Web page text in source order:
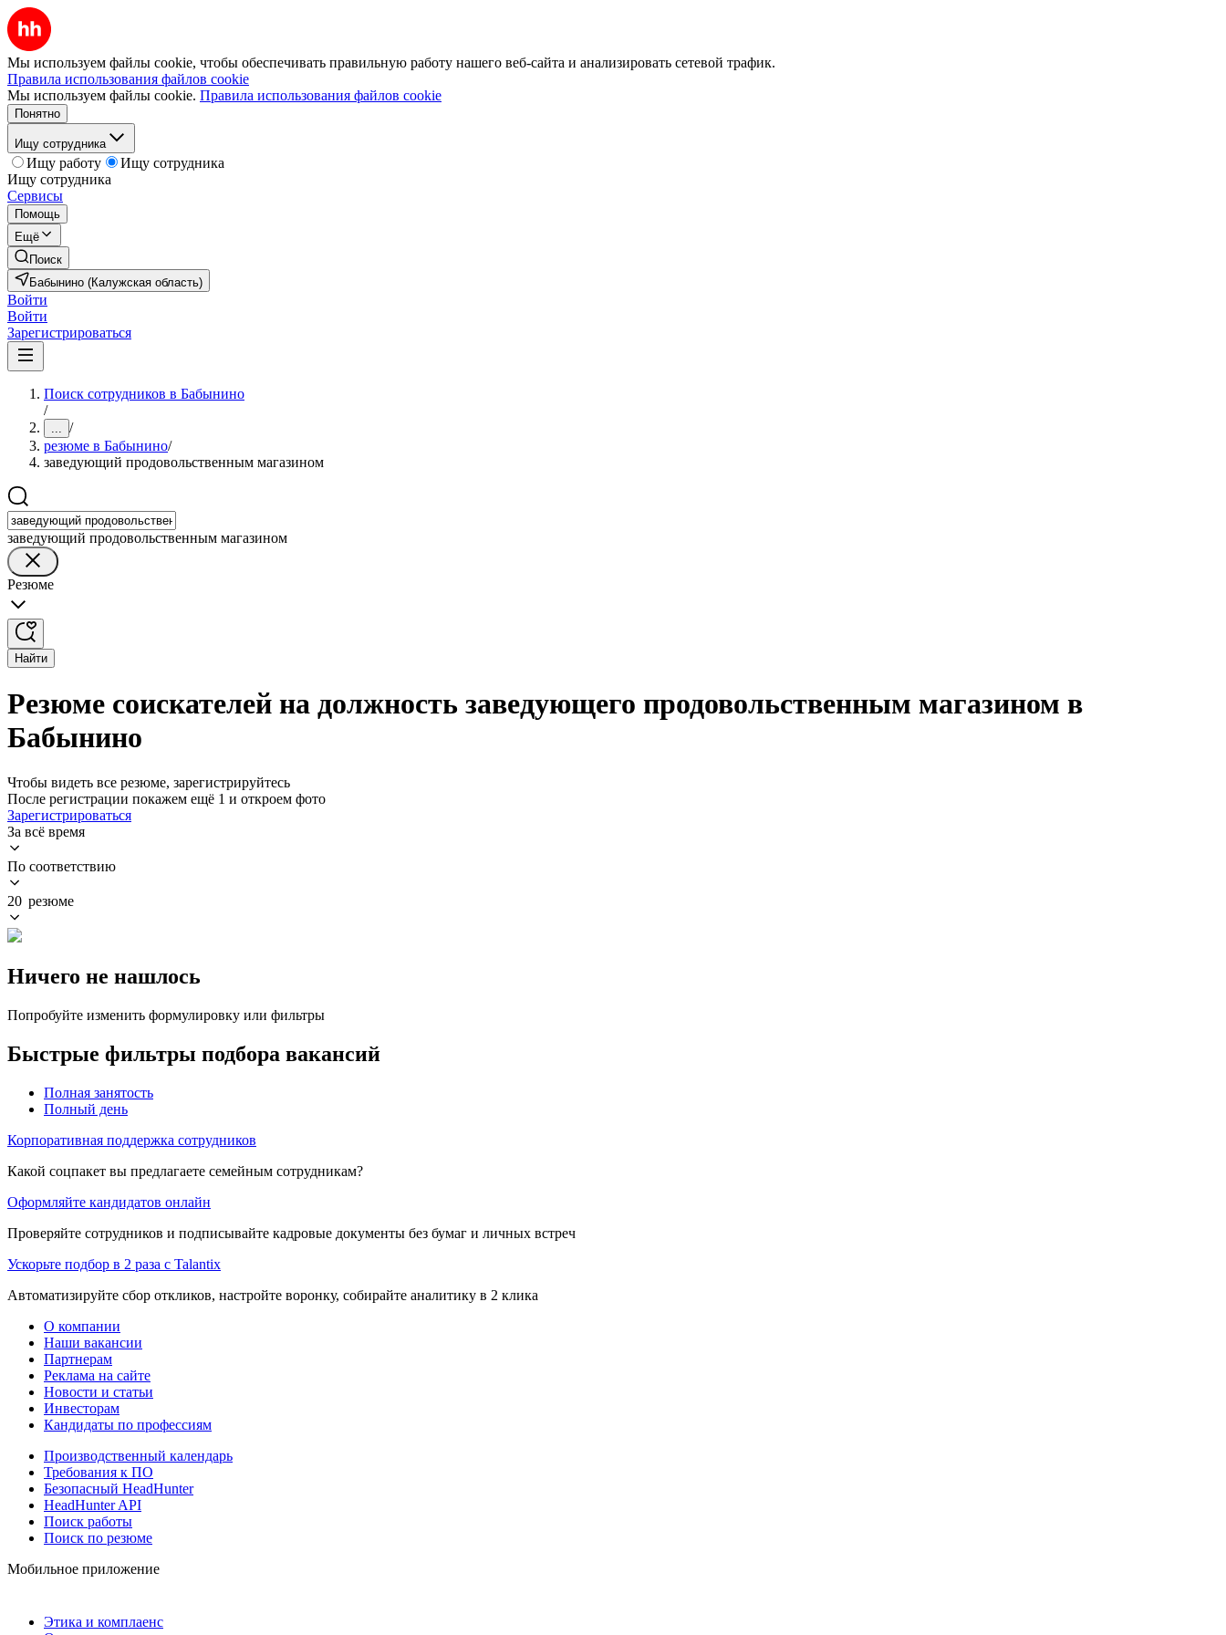
Мы используем файлы cookie, чтобы обеспечивать правильную работу нашего веб-сайта и анализировать сетевой трафик.
Правила использования файлов cookie
Мы используем файлы cookie. Правила использования файлов cookie
Понятно
Ищу сотрудника
Ищу работу
Ищу сотрудника
Ищу сотрудника
Сервисы
Помощь
Ещё
Поиск
Бабынино (Калужская область)
Войти
Войти
Зарегистрироваться
Поиск сотрудников в Бабынино
/
... /
резюме в Бабынино/
заведующий продовольственным магазином
заведующий продовольственным магазином
Резюме
Найти
Резюме соискателей на должность заведующего продовольственным магазином в
Бабынино
Чтобы видеть все резюме, зарегистрируйтесь
После регистрации покажем ещё 1 и откроем фото
Зарегистрироваться
За всё время
По соответствию
20 резюме
Ничего не нашлось
Попробуйте изменить формулировку или фильтры
Быстрые фильтры подбора вакансий
Полная занятость
Полный день
Корпоративная поддержка сотрудников
Какой соцпакет вы предлагаете семейным сотрудникам?
Оформляйте кандидатов онлайн
Проверяйте сотрудников и подписывайте кадровые документы без бумаг и личных встреч
Ускорьте подбор в 2 раза с Talantix
Автоматизируйте сбор откликов, настройте воронку, собирайте аналитику в 2 клика
О компании
Наши вакансии
Партнерам
Реклама на сайте
Новости и статьи
Инвесторам
Кандидаты по профессиям
Производственный календарь
Требования к ПО
Безопасный HeadHunter
HeadHunter API
Поиск работы
Поиск по резюме
Мобильное приложение
Этика и комплаенс